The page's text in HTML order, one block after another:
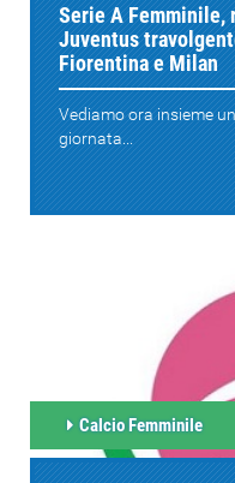
Serie A Femminile,
Juventus
Fiorentina e Milan
Vediamo ora insieme
giornata...
Calcio Femminile